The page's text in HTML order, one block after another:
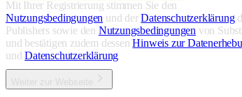
Mit Ihrer Registrierung stimmen Sie den
Nutzungsbedingungen und derDatenschutzerklärung
Publishers sowie den Nutzungsbedingungen von
und bestätigen zudem dessenHinweis zur
undDatenschutzerklärung